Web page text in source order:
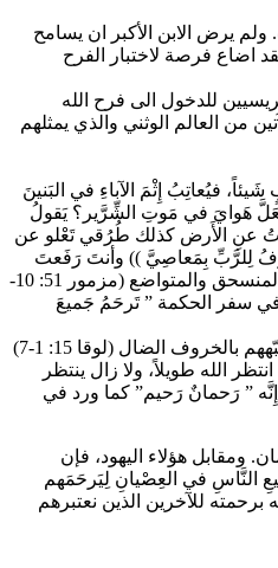
يرض الابن الأكبر ان يسامح
اضاع فرصة لاختبار الفرح
الأساسية، وهي دعوة الى الفريسيين للدخول الى فرح الله
من العالم الوثني والذي يمثلهم
فيُعاتِبُ إِثْمَ الآباءِ في البَنينَ
(هوشع 11: 8-9). إن الله لا يريد موت المنافق بل توبته “لعَلَّ هَوايَ في مَوتِ الشِّرَّير؟ يَقولُ
تَعْلو السَّمواتُ عنِ الأَرض كذلك طُرُقي تَعْلو عن
(( أَعْتَرِفُ لِلرَّبِّ بِمَعاصِيَّ )) وأنتَ رَفَعتَ
وِزْرَ خطيئَتي”(مزمور 32: 5)، ولا يرغب الله موت الخاطئ “هو رَحيمٌ يَغفِرُ الإِثمَ ولا يُهلِك” (مزمور 78: 38)، أو أن يحتقره، فإنه يخلقه خلقاً جديداً، مطهّراً إياه، وغامراً بالبهجة قلبه المنسحق والمتواضع (مزمور 51: 10-
ويتغاضى عن خطايا الناس لكي يتوبوا كما جاء في سفر الحكمة ” تَرحَمُ جَميعَ
وأعلن يسوع الى الخطأة الذين حرمهم الفريسيون المتزمتون من الملكوت بشارة الرحمة الالهية. ويُسرّ قلب الله، لا لهؤلاء الأبرار في أعين أنفسهم، بل الخطأة التائبون الذين شبّههم بالخروف الضال (لوقا 15: 1-7)
اللذين عثر عليهما بعد ضياعهما. يترقّب الأب بشوق جزيل عودة ابنه الضال، وإذ يراه من بعيد تتحرك عواطفه ويركض ليحتضنه (لوقا 15: 20) لقد انتظر الله طويلاً، ولا زال ينتظر
الذين لا يرجعون عن ضلالهم، وهم أشبه بشجرة التين التي لا تثمر (13: 6-9). الله حقاً هو “أبو المراحم” كما يلقبه بولس الرسول ” أَبو الرَّأفَةِ (2 قورنتس 1: 3) “إِنَّه ” رَحمانٌ رَحيم” كما ورد في
ومقابل هؤلاء اليهود، فإن
النَّاسِ في العِصْيانِ لِيَرحَمَهم
برحمته للآخرين الذين نعتبرهم